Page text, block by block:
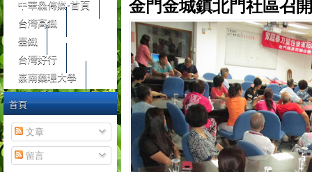
金門金城鎮北門社區召
中華鱻傳媒-首頁
台灣高鐵
臺鐵
台灣好行
嘉南藥理大學
首頁
文章
留言